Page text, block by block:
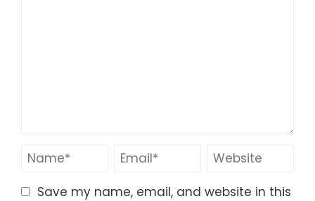
Save my name, email, and website in this